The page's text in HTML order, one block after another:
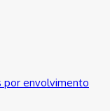
por envolvimento